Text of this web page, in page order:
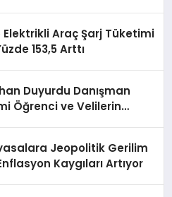
Elektrikli Araç Şarj Tüketimi
153,5 Arttı
Duyurdu Danışman
Öğrenci ve Velilerin
Jeopolitik Gerilim
Kaygıları Artıyor